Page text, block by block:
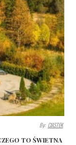
By: CIASTEK
TO ŚWIETNA